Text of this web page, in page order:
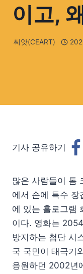
이고,
씨앗(CEART)
기사 공유하기
많은 사람들이 톰
에서 손에 특수
에 있는 홀로그램
이다. 영화는
방지하는 첨단 시
국 국민이 태극기
응원하던 2002년